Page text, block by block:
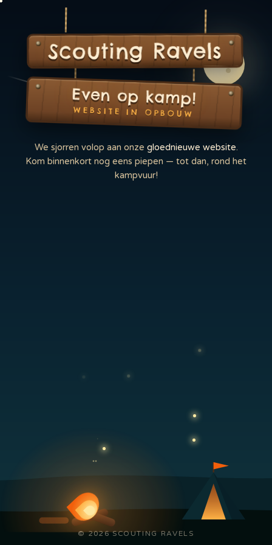
Scouting Ravels
Even op kamp!
WEBSITE IN OPBOUW
We sjorren volop aan onze gloednieuwe website.
Kom binnenkort nog eens piepen — tot dan, rond het
kampvuur!
© 2026 SCOUTING RAVELS